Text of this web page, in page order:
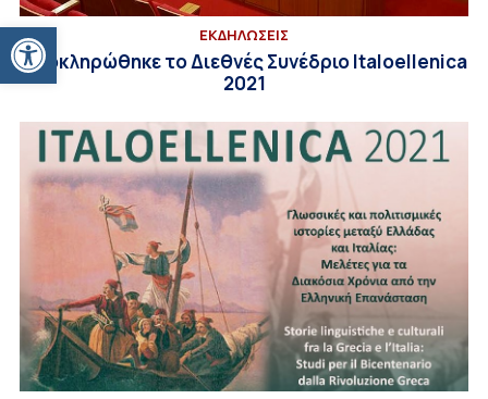
Ανοίξτε τη γραμμή εργαλείων ΕΚΔΗΛΩΣΕΙΣ
Ολοκληρώθηκε το Διεθνές Συνέδριο Italoellenica
2021